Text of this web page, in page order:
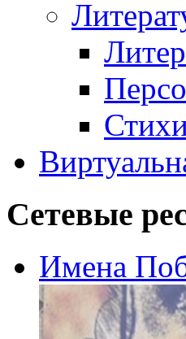
Сетевые
Имена